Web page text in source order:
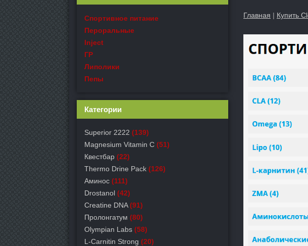
Главная | Купить
Спортивное питание
Пероральные
Inject
ГР
Липолики
Пепы
Категории
Superior 2222 (139)
Magnesium Vitamin C (51)
Квестбар (22)
Thermo Drine Pack (126)
Аминос (111)
Drostanol (42)
Creatine DNA (91)
Пролонгатум (80)
Olympian Labs (58)
L-Carnitin Strong (20)